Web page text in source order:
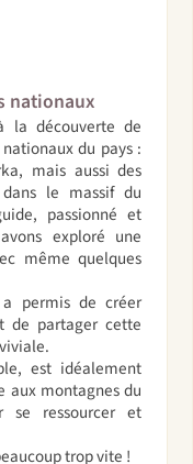
nationaux
la découverte de
du pays :
mais aussi des
le massif du
passionné et
exploré une
même quelques
permis de créer
de partager cette
est idéalement
aux montagnes du
ressourcer et
trop vite !